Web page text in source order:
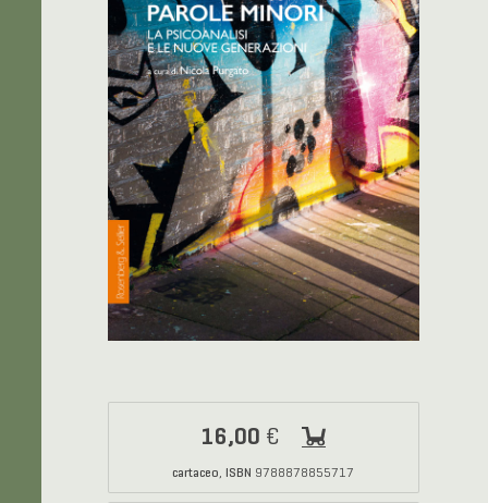
16,00 €
cartaceo, ISBN 9788878855717